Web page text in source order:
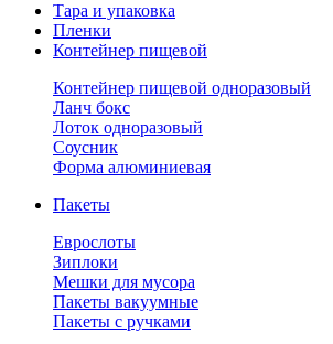
Тара и упаковка
Пленки
Контейнер пищевой
Контейнер пищевой одноразовый
Ланч бокс
Лоток одноразовый
Соусник
Форма алюминиевая
Пакеты
Еврослоты
Зиплоки
Мешки для мусора
Пакеты вакуумные
Пакеты с ручками